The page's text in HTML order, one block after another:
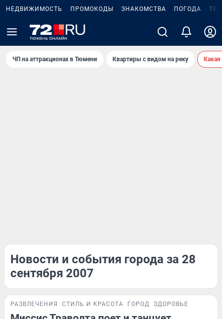
НЕДВИЖИМОСТЬ ПРОМОКОДЫ ЗНАКОМСТВА ПОГОДА
ЧП на аттракционах в Тюмени Квартиры с видом на реку
Новости и события города за 28
сентября 2007
РАЗВЛЕЧЕНИЯ СТИЛЬ И КРАСОТА ГОРОД ЗДОРОВЬЕ